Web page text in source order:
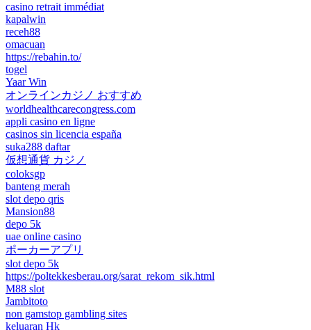
casino retrait immédiat
kapalwin
receh88
omacuan
https://rebahin.to/
togel
Yaar Win
オンラインカジノ おすすめ
worldhealthcarecongress.com
appli casino en ligne
casinos sin licencia españa
suka288 daftar
仮想通貨 カジノ
coloksgp
banteng merah
slot depo qris
Mansion88
depo 5k
uae online casino
ポーカーアプリ
slot depo 5k
https://poltekkesberau.org/sarat_rekom_sik.html
M88 slot
Jambitoto
non gamstop gambling sites
keluaran Hk